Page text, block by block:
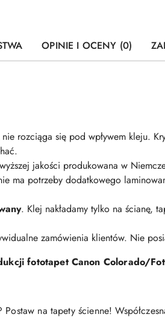
OPINIE I OCENY (0)
rozciąga się pod wpływem kleju.
jakości produkowana w
ma potrzeby dodatkowego
. Klej nakładamy tylko na ścianę,
zamówienia klientów. Nie
fototapet Canon Colorado/
na tapety ścienne!